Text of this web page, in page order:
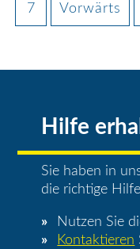
7 Vorwärts
Hilfe
Sie haben in
die richtige
Nutzen Sie
Kontaktieren